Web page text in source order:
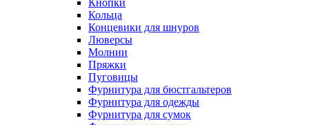
Кнопки
Кольца
Концевики для шнуров
Люверсы
Молнии
Пряжки
Пуговицы
Фурнитура для бюстгальтеров
Фурнитура для одежды
Фурнитура для сумок